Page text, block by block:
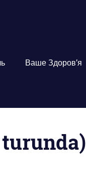
Ваше Здоров’я
turunda)